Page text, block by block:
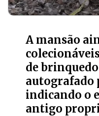
A mansão
de
autografado
indicando o
antigo